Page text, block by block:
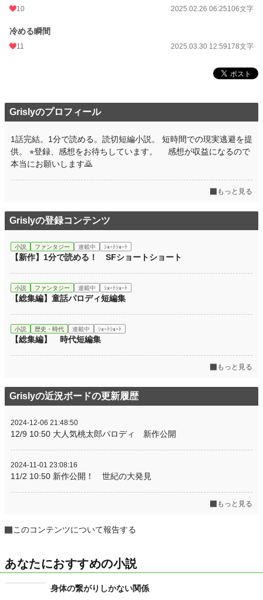
10 2025.02.26 06:25106文字
冷める瞬間
11 2025.03.30 12:59178文字
Grislyのプロフィール
1話完結。1分で読める。読切短編小説。 短時間での現実逃避を提
供。 ⭐︎登録、感想をお待ちしています。 感想が収益になるので
本当にお願いします🙇
もっと見る
Grislyの登録コンテンツ
小説 ファンタジー 連載中 ｼｮｰﾄｼｮｰﾄ
【新作】1分で読める！ SFショートショート
小説 ファンタジー 連載中 ｼｮｰﾄｼｮｰﾄ
【総集編】童話パロディ短編集
小説 歴史・時代 連載中 ｼｮｰﾄｼｮｰﾄ
【総集編】 時代短編集
もっと見る
Grislyの近況ボードの更新履歴
2024-12-06 21:48:50
12/9 10:50 大人気桃太郎パロディ 新作公開
2024-11-01 23:08:16
11/2 10:50 新作公開！ 世紀の大発見
もっと見る
このコンテンツについて報告する
あなたにおすすめの小説
身体の繋がりしかない関係